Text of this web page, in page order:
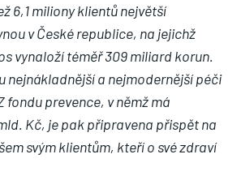
6,1 miliony klientů největší
v České republice, na jejichž
vynaloží téměř 309 miliard korun.
nejnákladnější a nejmodernější péči
fondu prevence, v němž má
Kč, je pak připravena přispět na
svým klientům, kteří o své zdraví